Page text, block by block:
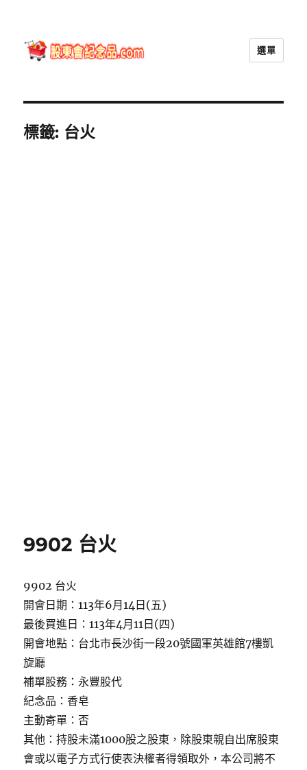
選單
標籤: 台火
9902 台火
9902 台火
開會日期：113年6月14日(五)
最後買進日：113年4月11日(四)
開會地點：台北市長沙街一段20號國軍英雄館7樓凱
旋廳
補單股務：永豐股代
紀念品：香皂
主動寄單：否
其他：持股未滿1000股之股東，除股東親自出席股東
會或以電子方式行使表決權者得領取外，本公司將不